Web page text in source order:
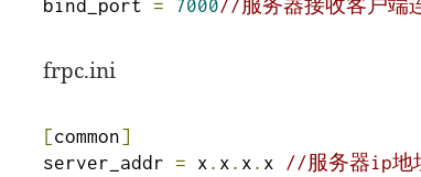
bind_port = 7000//服务器接收客户端
frpc.ini
[common]
server_addr = x . x . x . x //服务器ip地